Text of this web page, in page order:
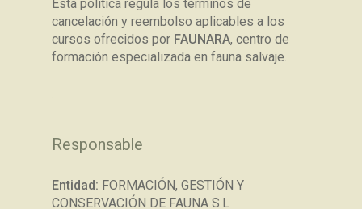
Esta política regula los términos de
cancelación y reembolso aplicables a los
cursos ofrecidos por FAUNARA, centro de
formación especializada en fauna salvaje.
.
Responsable
Entidad: FORMACIÓN, GESTIÓN Y
CONSERVACIÓN DE FAUNA S.L